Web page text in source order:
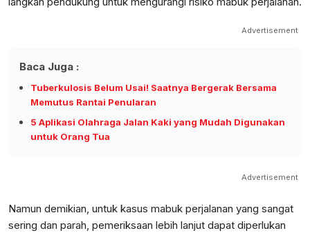
Advertisement
Baca Juga :
Tuberkulosis Belum Usai! Saatnya Bergerak Bersama
Memutus Rantai Penularan
5 Aplikasi Olahraga Jalan Kaki yang Mudah Digunakan
untuk Orang Tua
Advertisement
Namun demikian, untuk kasus mabuk perjalanan yang sangat
sering dan parah, pemeriksaan lebih lanjut dapat diperlukan